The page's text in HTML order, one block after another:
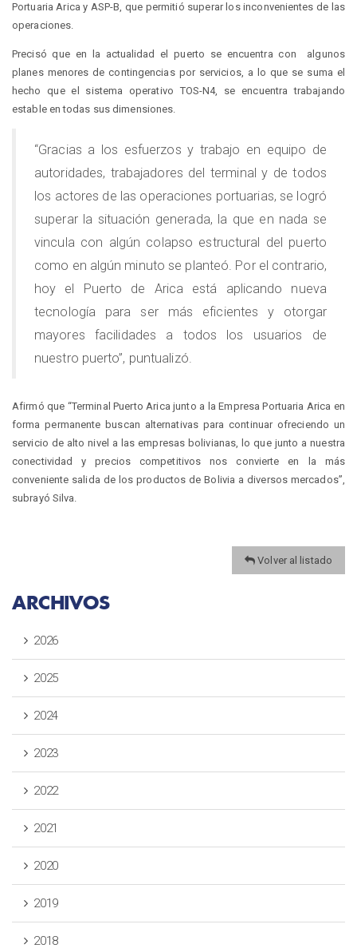
Portuaria Arica y ASP-B, que permitió superar los inconvenientes de las
operaciones.
Precisó que en la actualidad el puerto se encuentra con algunos
planes menores de contingencias por servicios, a lo que se suma el
hecho que el sistema operativo TOS-N4, se encuentra trabajando
estable en todas sus dimensiones.
“Gracias a los esfuerzos y trabajo en equipo de
autoridades, trabajadores del terminal y de todos
los actores de las operaciones portuarias, se logró
superar la situación generada, la que en nada se
vincula con algún colapso estructural del puerto
como en algún minuto se planteó. Por el contrario,
hoy el Puerto de Arica está aplicando nueva
tecnología para ser más eficientes y otorgar
mayores facilidades a todos los usuarios de
nuestro puerto”, puntualizó.
Afirmó que “Terminal Puerto Arica junto a la Empresa Portuaria Arica en
forma permanente buscan alternativas para continuar ofreciendo un
servicio de alto nivel a las empresas bolivianas, lo que junto a nuestra
conectividad y precios competitivos nos convierte en la más
conveniente salida de los productos de Bolivia a diversos mercados”,
subrayó Silva.
Volver al listado
ARCHIVOS
2026
2025
2024
2023
2022
2021
2020
2019
2018